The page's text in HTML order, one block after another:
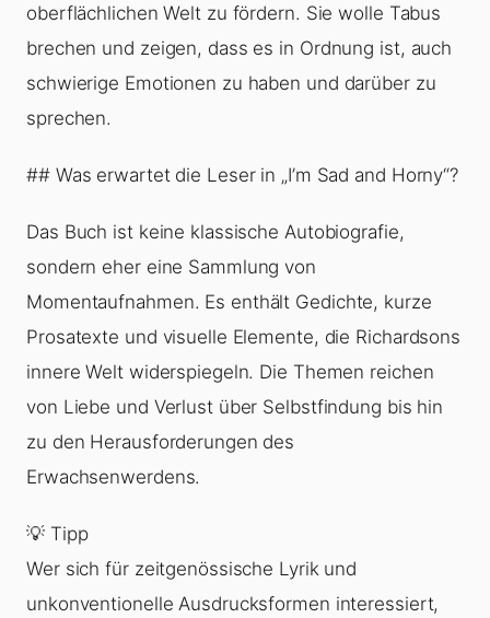
oberflächlichen Welt zu fördern. Sie wolle Tabus
brechen und zeigen, dass es in Ordnung ist, auch
schwierige Emotionen zu haben und darüber zu
sprechen.
## Was erwartet die Leser in „I’m Sad and Horny“?
Das Buch ist keine klassische Autobiografie,
sondern eher eine Sammlung von
Momentaufnahmen. Es enthält Gedichte, kurze
Prosatexte und visuelle Elemente, die Richardsons
innere Welt widerspiegeln. Die Themen reichen
von Liebe und Verlust über Selbstfindung bis hin
zu den Herausforderungen des
Erwachsenwerdens.
💡 Tipp
Wer sich für zeitgenössische Lyrik und
unkonventionelle Ausdrucksformen interessiert,